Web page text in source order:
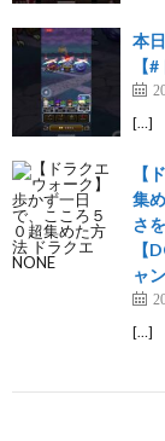
本
【
[…]
【
集
さ
【
ャン
[…]